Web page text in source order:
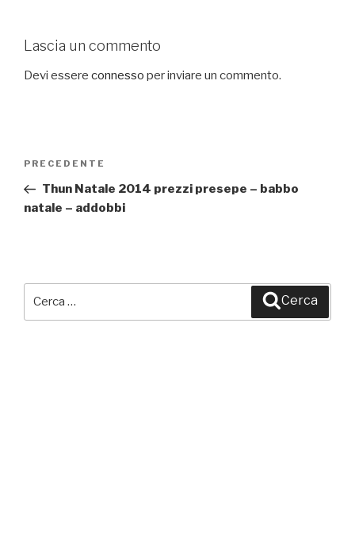
Lascia un commento
Devi essere connesso per inviare un commento.
Navigazione
Articolo
precedente:
PRECEDENTE
Thun Natale 2014 prezzi presepe – babbo
natale – addobbi
Cerca